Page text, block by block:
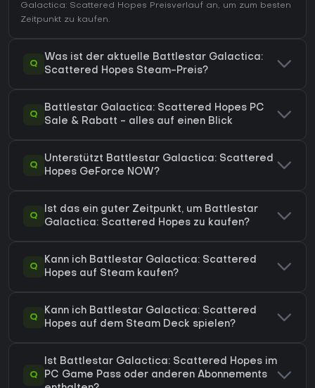
Galactica: Scattered Hopes Preisverlauf an, um zum besten
Zeitpunkt zu kaufen.
Q
Was ist der aktuelle Battlestar Galactica:
Scattered Hopes Steam-Preis?
Q
Battlestar Galactica: Scattered Hopes PC
Sale & Rabatt - alles auf einen Blick
Q
Unterstützt Battlestar Galactica: Scattered
Hopes GeForce NOW?
Q
Ist das ein guter Zeitpunkt, um Battlestar
Galactica: Scattered Hopes zu kaufen?
Q
Kann ich Battlestar Galactica: Scattered
Hopes auf Steam kaufen?
Q
Kann ich Battlestar Galactica: Scattered
Hopes auf dem Steam Deck spielen?
Q
Ist Battlestar Galactica: Scattered Hopes im
PC Game Pass oder anderen Abonnements